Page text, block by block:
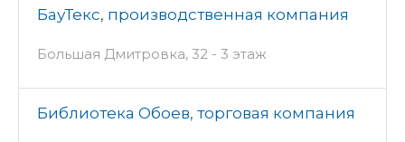
БауТекс, производственная компания
Большая Дмитровка, 32 - 3 этаж
Библиотека Обоев, торговая компания